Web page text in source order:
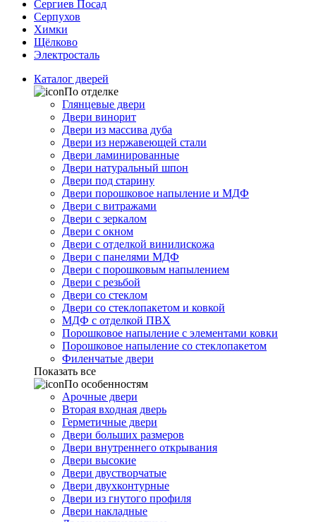
Сергиев Посад
Серпухов
Химки
Щёлково
Электросталь
Каталог дверей
По отделке
Глянцевые двери
Двери винорит
Двери из массива дуба
Двери из нержавеющей стали
Двери ламинированные
Двери натуральный шпон
Двери под старину
Двери порошковое напыление и МДФ
Двери с витражами
Двери с зеркалом
Двери с окном
Двери с отделкой винилискожа
Двери с панелями МДФ
Двери с порошковым напылением
Двери с резьбой
Двери со стеклом
Двери со стеклопакетом и ковкой
МДФ с отделкой ПВХ
Порошковое напыление с элементами ковки
Порошковое напыление со стеклопакетом
Филенчатые двери
Показать все
По особенностям
Арочные двери
Вторая входная дверь
Герметичные двери
Двери больших размеров
Двери внутреннего открывания
Двери высокие
Двери двустворчатые
Двери двухконтурные
Двери из гнутого профиля
Двери накладные